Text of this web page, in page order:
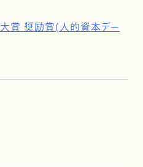
賞 奨励賞(人的資本デー